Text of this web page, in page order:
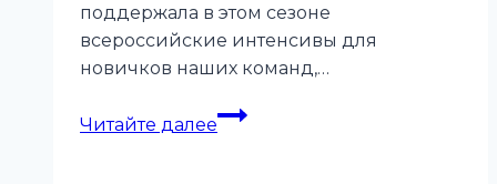
поддержала в этом сезоне
всероссийские интенсивы для
новичков наших команд,…
Читайте далее
Подводим
итоги